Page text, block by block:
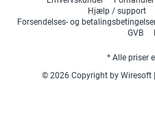
Hjælp / support
Forsendelses- og
GVB
* Alle priser
© 2026 Copyright by Wiresoft